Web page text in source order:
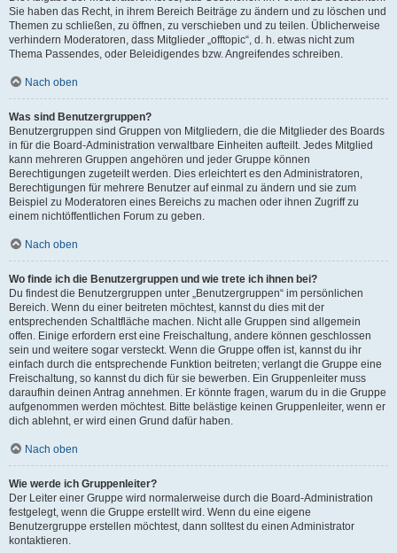
Sie haben das Recht, in ihrem Bereich Beiträge zu ändern und zu löschen und
Themen zu schließen, zu öffnen, zu verschieben und zu teilen. Üblicherweise
verhindern Moderatoren, dass Mitglieder „offtopic“, d. h. etwas nicht zum
Thema Passendes, oder Beleidigendes bzw. Angreifendes schreiben.
Nach oben
Was sind Benutzergruppen?
Benutzergruppen sind Gruppen von Mitgliedern, die die Mitglieder des Boards
in für die Board-Administration verwaltbare Einheiten aufteilt. Jedes Mitglied
kann mehreren Gruppen angehören und jeder Gruppe können
Berechtigungen zugeteilt werden. Dies erleichtert es den Administratoren,
Berechtigungen für mehrere Benutzer auf einmal zu ändern und sie zum
Beispiel zu Moderatoren eines Bereichs zu machen oder ihnen Zugriff zu
einem nichtöffentlichen Forum zu geben.
Nach oben
Wo finde ich die Benutzergruppen und wie trete ich ihnen bei?
Du findest die Benutzergruppen unter „Benutzergruppen“ im persönlichen
Bereich. Wenn du einer beitreten möchtest, kannst du dies mit der
entsprechenden Schaltfläche machen. Nicht alle Gruppen sind allgemein
offen. Einige erfordern erst eine Freischaltung, andere können geschlossen
sein und weitere sogar versteckt. Wenn die Gruppe offen ist, kannst du ihr
einfach durch die entsprechende Funktion beitreten; verlangt die Gruppe eine
Freischaltung, so kannst du dich für sie bewerben. Ein Gruppenleiter muss
daraufhin deinen Antrag annehmen. Er könnte fragen, warum du in die Gruppe
aufgenommen werden möchtest. Bitte belästige keinen Gruppenleiter, wenn er
dich ablehnt, er wird einen Grund dafür haben.
Nach oben
Wie werde ich Gruppenleiter?
Der Leiter einer Gruppe wird normalerweise durch die Board-Administration
festgelegt, wenn die Gruppe erstellt wird. Wenn du eine eigene
Benutzergruppe erstellen möchtest, dann solltest du einen Administrator
kontaktieren.